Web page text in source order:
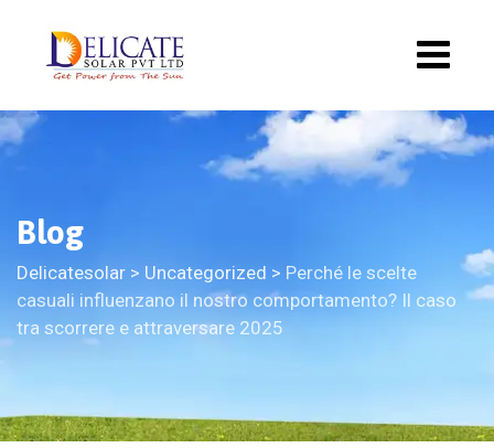
Blog
Delicatesolar > Uncategorized > Perché le scelte
casuali influenzano il nostro comportamento? Il caso
tra scorrere e attraversare 2025